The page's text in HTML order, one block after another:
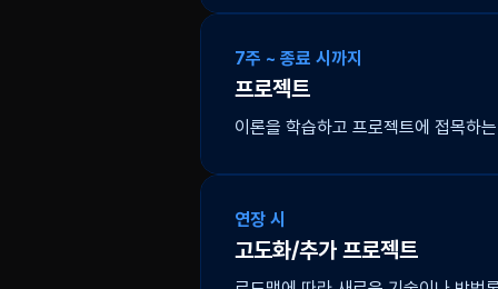
7주 ~ 종료 시까지
프로젝트
이론을 학습하고 프로젝트에 접목하
이론을 아무리 공부하더라도 이를 코
이론이 녹아들은 것인지 알고 사용해
연장 시
고도화/추가 프로젝트